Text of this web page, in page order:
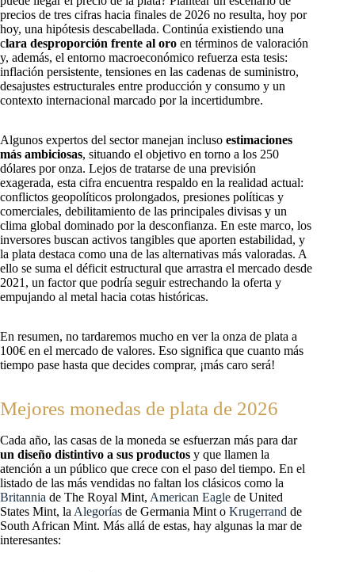
precios de tres cifras hacia finales de 2026 no resulta, hoy por
hoy, una hipótesis descabellada. Continúa existiendo una
clara desproporción frente al oro en términos de valoración
y, además, el entorno macroeconómico refuerza esta tesis:
inflación persistente, tensiones en las cadenas de suministro,
desajustes estructurales entre producción y consumo y un
contexto internacional marcado por la incertidumbre.
Algunos expertos del sector manejan incluso estimaciones
más ambiciosas, situando el objetivo en torno a los 250
dólares por onza. Lejos de tratarse de una previsión
exagerada, esta cifra encuentra respaldo en la realidad actual:
conflictos geopolíticos prolongados, presiones políticas y
comerciales, debilitamiento de las principales divisas y un
clima global dominado por la desconfianza. En este marco, los
inversores buscan activos tangibles que aporten estabilidad, y
la plata destaca como una de las alternativas más valoradas. A
ello se suma el déficit estructural que arrastra el mercado desde
2021, un factor que podría seguir estrechando la oferta y
empujando al metal hacia cotas históricas.
En resumen, no tardaremos mucho en ver la onza de plata a
100€ en el mercado de valores. Eso significa que cuanto más
tiempo pase hasta que decides comprar, ¡más caro será!
Mejores monedas de plata de 2026
Cada año, las casas de la moneda se esfuerzan más para dar
un diseño distintivo a sus productos y que llamen la
atención a un público que crece con el paso del tiempo. En el
listado de las más vendidas no faltan los clásicos como la
Britannia de The Royal Mint, American Eagle de United
States Mint, la Alegorías de Germania Mint o Krugerrand de
South African Mint. Más allá de estas, hay algunas la mar de
interesantes: